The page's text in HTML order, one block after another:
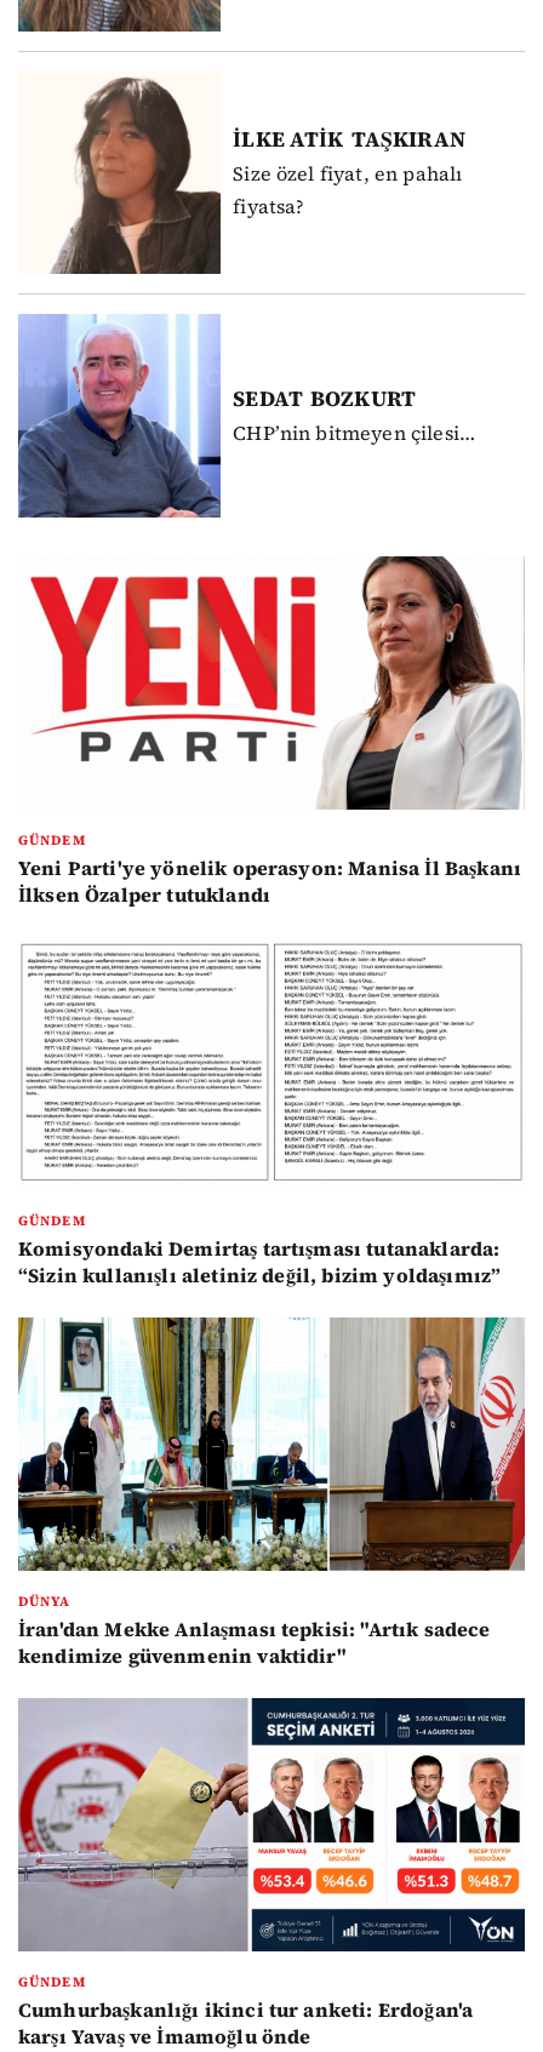
İLKE ATİK TAŞKIRAN
Size özel fiyat, en pahalı
fiyatsa?
SEDAT BOZKURT
CHP’nin bitmeyen çilesi…
GÜNDEM
Yeni Parti'ye yönelik operasyon: Manisa İl Başkanı
İlksen Özalper tutuklandı
GÜNDEM
Komisyondaki Demirtaş tartışması tutanaklarda:
“Sizin kullanışlı aletiniz değil, bizim yoldaşımız”
DÜNYA
İran'dan Mekke Anlaşması tepkisi: "Artık sadece
kendimize güvenmenin vaktidir"
GÜNDEM
Cumhurbaşkanlığı ikinci tur anketi: Erdoğan'a
karşı Yavaş ve İmamoğlu önde